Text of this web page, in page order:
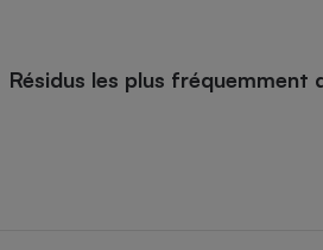
Résidus les plus fréquemment